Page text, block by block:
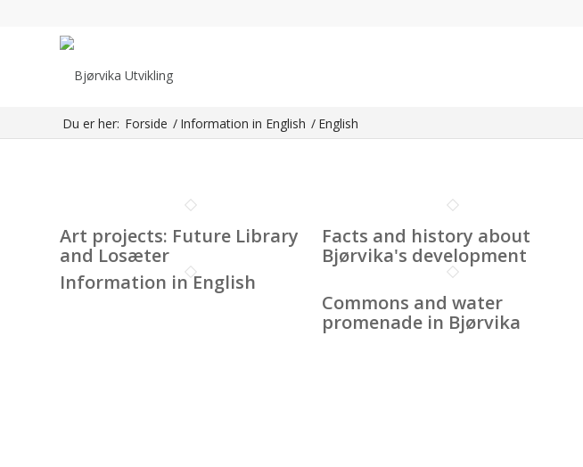
Du er her: Forside / Information in English / English
Art projects: Future Library
and Losæter
Facts and history about
Bjørvika's development
Information in English
Commons and water
promenade in Bjørvika